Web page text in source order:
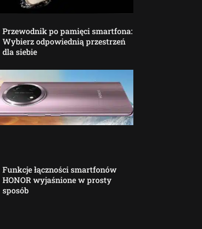
Przewodnik po pamięci smartfona:
Wybierz odpowiednią przestrzeń
dla siebie
Funkcje łączności smartfonów
HONOR wyjaśnione w prosty
sposób